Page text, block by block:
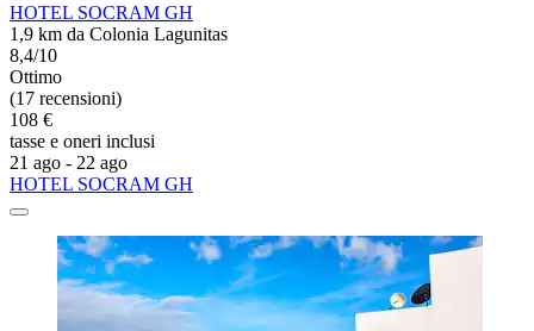
HOTEL SOCRAM GH
1,9 km da Colonia Lagunitas
8,4/10
Ottimo
(17 recensioni)
108 €
tasse e oneri inclusi
21 ago - 22 ago
HOTEL SOCRAM GH